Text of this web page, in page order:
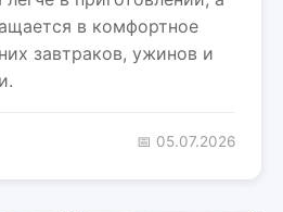
в комфортное
завтраков, ужинов и
📅 05.07.2026